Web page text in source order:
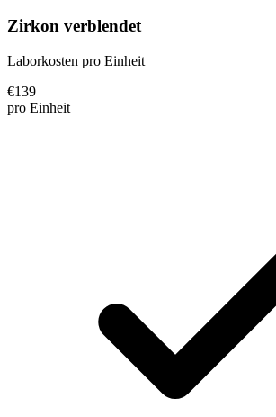
Zirkon verblendet
Laborkosten pro Einheit
€139
pro Einheit